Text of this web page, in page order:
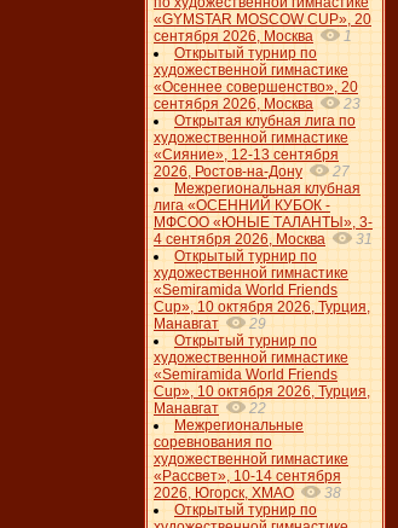
«GYMSTAR MOSCOW CUP», 20
сентября 2026, Москва
1
Открытый турнир по
художественной гимнастике
«Осеннее совершенство», 20
сентября 2026, Москва
23
Открытая клубная лига по
художественной гимнастике
«Сияние», 12-13 сентября
2026, Ростов-на-Дону
27
Межрегиональная клубная
лига «ОСЕННИЙ КУБОК -
МФСОО «ЮНЫЕ ТАЛАНТЫ», 3-
4 сентября 2026, Москва
31
Открытый турнир по
художественной гимнастике
«Semiramida World Friends
Cup», 10 октября 2026, Турция,
Манавгат
29
Открытый турнир по
художественной гимнастике
«Semiramida World Friends
Cup», 10 октября 2026, Турция,
Манавгат
22
Межрегиональные
соревнования по
художественной гимнастике
«Рассвет», 10-14 сентября
2026, Югорск, ХМАО
38
Открытый турнир по